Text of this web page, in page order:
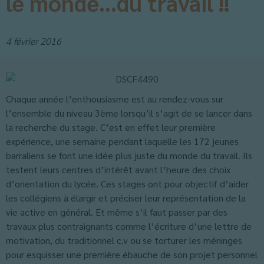
4 février 2016
Chaque année l’enthousiasme est au rendez-vous sur
l’ensemble du niveau 3ème lorsqu’il s’agit de se lancer dans
la recherche du stage. C’est en effet leur première
expérience, une semaine pendant laquelle les 172 jeunes
barraliens se font une idée plus juste du monde du travail. Ils
testent leurs centres d’intérêt avant l’heure des choix
d’orientation du lycée. Ces stages ont pour objectif d’aider
les collégiens à élargir et préciser leur représentation de la
vie active en général. Et même s’il faut passer par des
travaux plus contraignants comme l’écriture d’une lettre de
motivation, du traditionnel c.v ou se torturer les méninges
pour esquisser une première ébauche de son projet personnel